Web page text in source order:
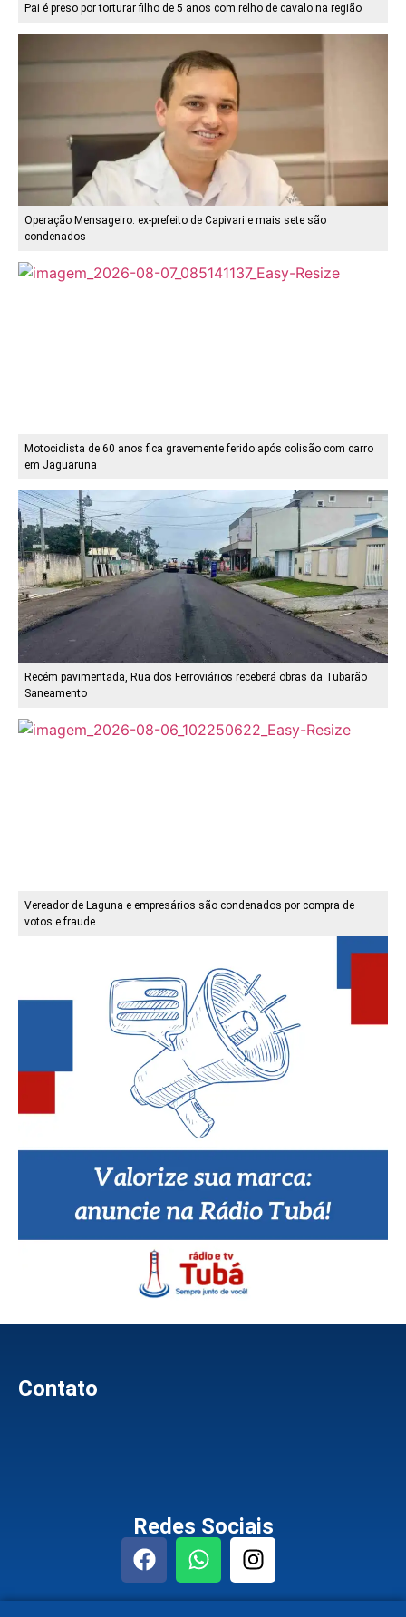
Pai é preso por torturar filho de 5 anos com relho de cavalo na região
Operação Mensageiro: ex-prefeito de Capivari e mais sete são
condenados
Motociclista de 60 anos fica gravemente ferido após colisão com carro
em Jaguaruna
Recém pavimentada, Rua dos Ferroviários receberá obras da Tubarão
Saneamento
Vereador de Laguna e empresários são condenados por compra de
votos e fraude
Contato
Redes Sociais